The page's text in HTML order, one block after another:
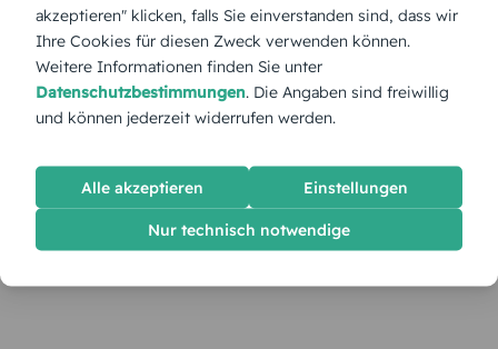
akzeptieren" klicken, falls Sie einverstanden sind, dass wir
Ihre Cookies für diesen Zweck verwenden können.
Weitere Informationen finden Sie unter
Datenschutzbestimmungen. Die Angaben sind freiwillig
und können jederzeit widerrufen werden.
Alle akzeptieren Einstellungen
Nur technisch notwendige